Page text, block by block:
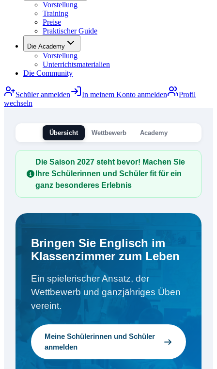
Vorstellung
Training
Preise
Praktischer Guide
Die Academy
Vorstellung
Unterrichtsmaterialien
Die Community
Schüler anmelden In meinem Konto anmelden
Profil
wechseln
Übersicht Wettbewerb Academy
Die Saison 2027 steht bevor! Machen Sie
Ihre Schülerinnen und Schüler fit für ein
ganz besonderes Erlebnis
Bringen Sie Englisch im
Klassenzimmer zum Leben
Ein spielerischer Ansatz, der
Wettbewerb und ganzjähriges Üben
vereint.
Meine Schülerinnen und Schüler
anmelden